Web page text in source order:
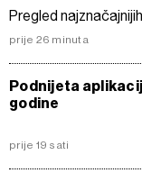
Pregled
prije 26 minuta
Podnijeta
godine
prije 19 sati